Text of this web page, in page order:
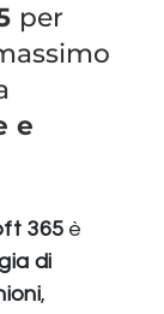
per
e
365 è
di
,